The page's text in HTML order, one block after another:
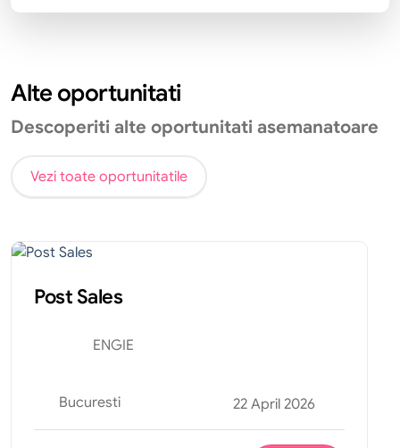
Alte oportunitati
Descoperiti alte oportunitati asemanatoare
Vezi toate oportunitatile
Post Sales
ENGIE
Bucuresti 22 April 2026